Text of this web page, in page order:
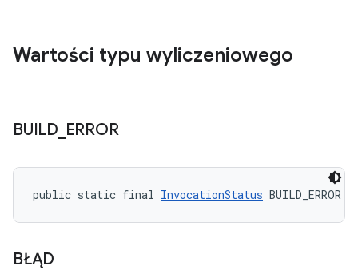
Wartości typu wyliczeniowego
BUILD_ ERROR
public static final InvocationStatus BUILD_ERROR
BŁĄD